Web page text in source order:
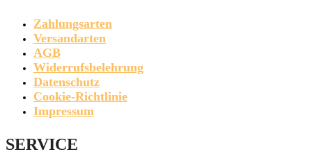
Zahlungsarten
Versandarten
AGB
Widerrufsbelehrung
Datenschutz
Cookie-Richtlinie
Impressum
SERVICE